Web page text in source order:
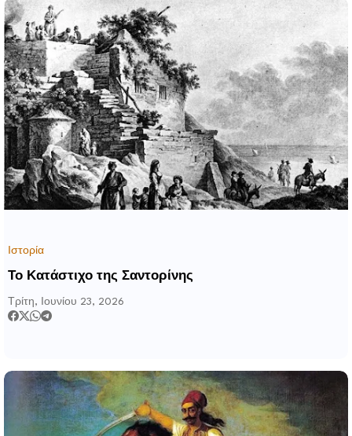
Ιστορία
Το Κατάστιχο της Σαντορίνης
Τρίτη, Ιουνίου 23, 2026